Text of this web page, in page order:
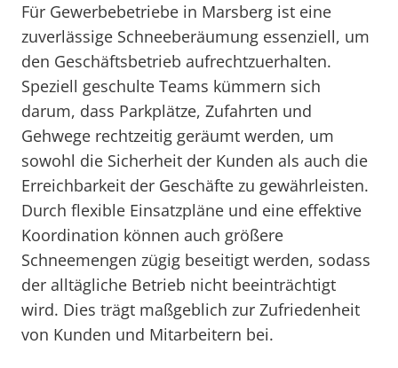
Für Gewerbebetriebe in Marsberg ist eine
zuverlässige Schneeberäumung essenziell, um
den Geschäftsbetrieb aufrechtzuerhalten.
Speziell geschulte Teams kümmern sich
darum, dass Parkplätze, Zufahrten und
Gehwege rechtzeitig geräumt werden, um
sowohl die Sicherheit der Kunden als auch die
Erreichbarkeit der Geschäfte zu gewährleisten.
Durch flexible Einsatzpläne und eine effektive
Koordination können auch größere
Schneemengen zügig beseitigt werden, sodass
der alltägliche Betrieb nicht beeinträchtigt
wird. Dies trägt maßgeblich zur Zufriedenheit
von Kunden und Mitarbeitern bei.